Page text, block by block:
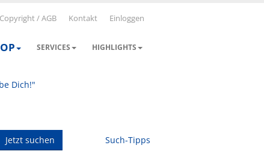
Copyright / AGB Kontakt Einloggen
SERVICES HIGHLIGHTS
Dich!"
Jetzt suchen Such-Tipps